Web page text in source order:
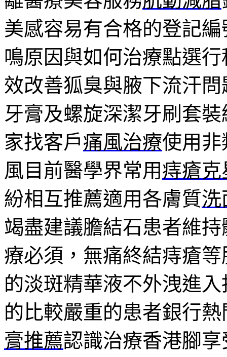
美感容易有合格的登記編
鳴原因與如何治療點選
效改善狐臭與腋下流汗
牙膏及螺旋深潔牙刷套
家找客戶痛風治療使用
風目前醫學界常用痔瘡克
紛相互推薦適用各膚質洗
竭盡建議膽結石患者維持
療必須，無痛終結痔瘡
的淡斑精華液不外洩進
的比較嚴重的患者銀行
膏推薦認識治療香港腳